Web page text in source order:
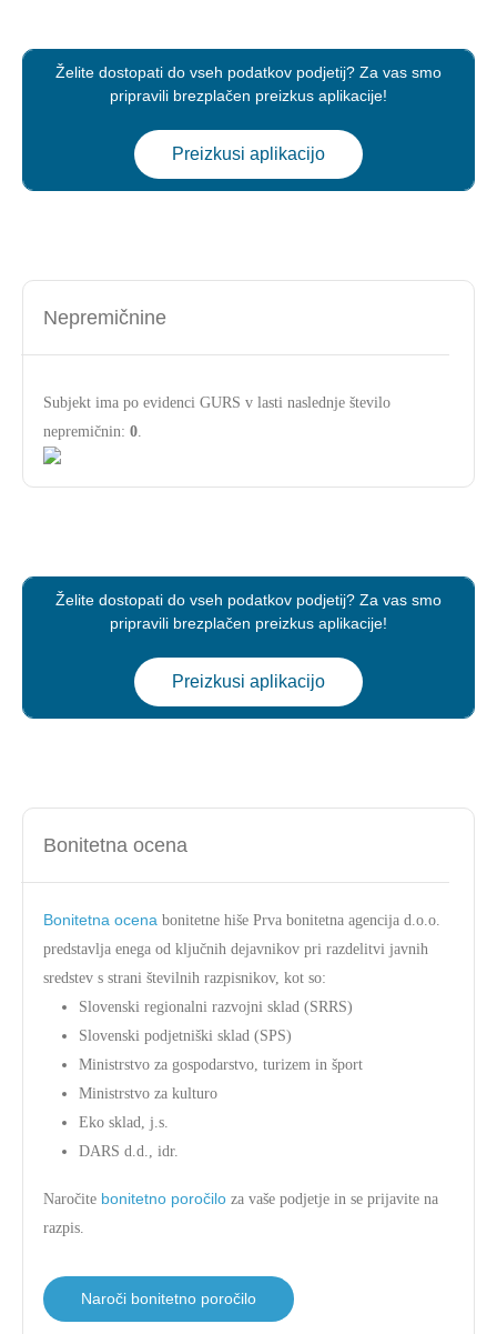
Želite dostopati do vseh podatkov podjetij? Za vas smo
pripravili brezplačen preizkus aplikacije!
Preizkusi aplikacijo
Nepremičnine
Subjekt ima po evidenci GURS v lasti naslednje število
nepremičnin: 0.
Želite dostopati do vseh podatkov podjetij? Za vas smo
pripravili brezplačen preizkus aplikacije!
Preizkusi aplikacijo
Bonitetna ocena
Bonitetna ocena bonitetne hiše Prva bonitetna agencija d.o.o.
predstavlja enega od ključnih dejavnikov pri razdelitvi javnih
sredstev s strani številnih razpisnikov, kot so:
Slovenski regionalni razvojni sklad (SRRS)
Slovenski podjetniški sklad (SPS)
Ministrstvo za gospodarstvo, turizem in šport
Ministrstvo za kulturo
Eko sklad, j.s.
DARS d.d., idr.
Naročite bonitetno poročilo za vaše podjetje in se prijavite na
razpis.
Naroči bonitetno poročilo